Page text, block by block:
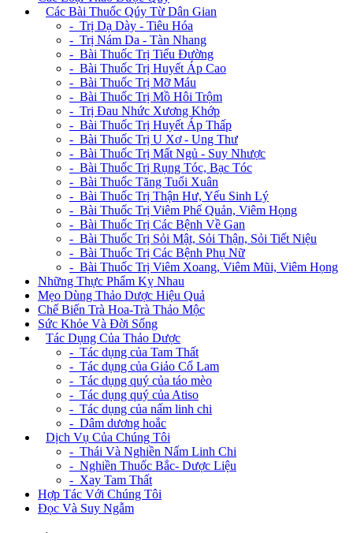
Các Bài Thuốc Qúy Từ Dân Gian
- Trị Dạ Dày - Tiêu Hóa
- Trị Nám Da - Tàn Nhang
- Bài Thuốc Trị Tiểu Đường
- Bài Thuốc Trị Huyết Áp Cao
- Bài Thuốc Trị Mỡ Máu
- Bài Thuốc Trị Mồ Hôi Trộm
- Trị Đau Nhức Xương Khớp
- Bài Thuốc Trị Huyết Áp Thấp
- Bài Thuốc Trị U Xơ - Ung Thư
- Bài Thuốc Trị Mất Ngủ - Suy Nhược
- Bài Thuốc Trị Rụng Tóc, Bạc Tóc
- Bài Thuốc Tăng Tuổi Xuân
- Bài Thuốc Trị Thận Hư, Yếu Sinh Lý
- Bài Thuốc Trị Viêm Phế Quản, Viêm Họng
- Bài Thuốc Trị Các Bệnh Về Gan
- Bài Thuốc Trị Sỏi Mật, Sỏi Thận, Sỏi Tiết Niệu
- Bài Thuốc Trị Các Bệnh Phụ Nữ
- Bài Thuốc Trị Viêm Xoang, Viêm Mũi, Viêm Họng
Những Thực Phẩm Kỵ Nhau
Mẹo Dùng Thảo Dược Hiệu Quả
Chế Biến Trà Hoa-Trà Thảo Mộc
Sức Khỏe Và Đời Sống
Tác Dụng Của Thảo Dược
- Tác dụng của Tam Thất
- Tác dụng của Giảo Cổ Lam
- Tác dụng quý của táo mèo
- Tác dụng quý của Atiso
- Tác dụng của nấm linh chi
- Dâm dương hoắc
Dịch Vụ Của Chúng Tôi
- Thái Và Nghiền Nấm Linh Chi
- Nghiền Thuốc Bắc- Dược Liệu
- Xay Tam Thất
Hợp Tác Với Chúng Tôi
Đọc Và Suy Ngẫm